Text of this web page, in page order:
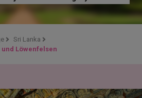
Sri Lanka
Löwenfelsen